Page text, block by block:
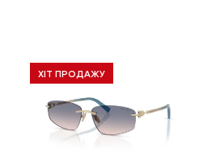
ХІТ ПРОДАЖУ